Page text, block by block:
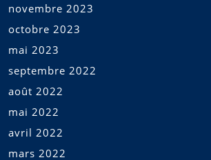
novembre 2023
octobre 2023
mai 2023
septembre 2022
août 2022
mai 2022
avril 2022
mars 2022